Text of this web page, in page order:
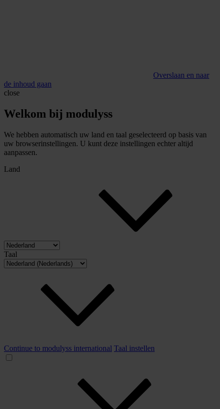
Overslaan en naar
de inhoud gaan
close
Welkom bij modulyss
We hebben automatisch uw land en taal geselecteerd op basis van
uw browserinstellingen. U kunt deze instellingen echter altijd
aanpassen.
Land
Taal
Continue to modulyss international Taal instellen